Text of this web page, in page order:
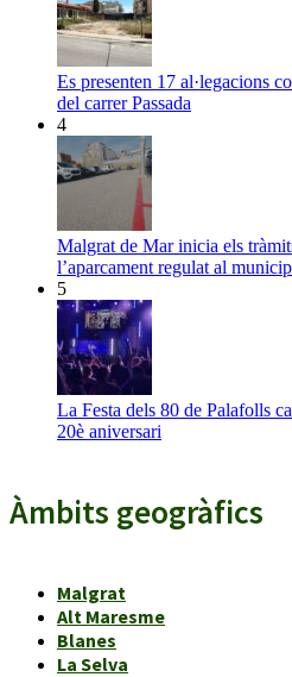
Es presenten 17 al·legacions
del carrer Passada
4
Malgrat de Mar inicia els
l’aparcament regulat al
5
La Festa dels 80 de Palafolls
20è aniversari
Àmbits geogràfics
Malgrat
Alt Maresme
Blanes
La Selva